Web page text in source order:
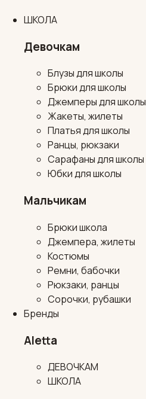
ШКОЛА
Девочкам
Блузы для школы
Брюки для школы
Джемперы для школы
Жакеты, жилеты
Платья для школы
Ранцы, рюкзаки
Сарафаны для школы
Юбки для школы
Мальчикам
Брюки школа
Джемпера, жилеты
Костюмы
Ремни, бабочки
Рюкзаки, ранцы
Сорочки, рубашки
Бренды
Aletta
ДЕВОЧКАМ
ШКОЛА